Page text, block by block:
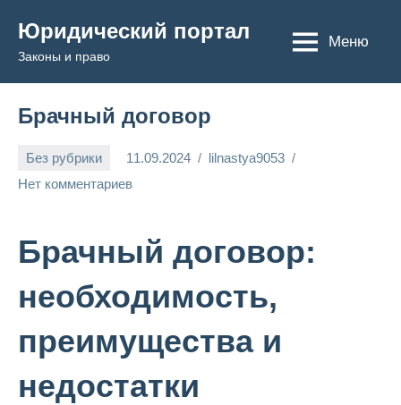
содержимому
Юридический портал
Законы и право
Меню
Брачный договор
Без рубрики 11.09.2024
lilnastya9053
Нет комментариев
Брачный договор:
необходимость,
преимущества и
недостатки